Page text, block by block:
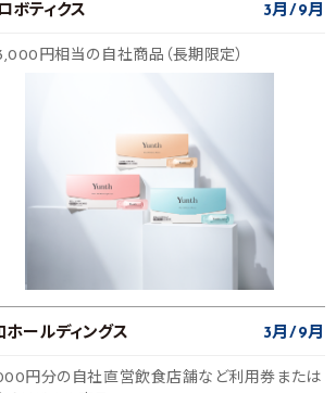
ボティクス 3月 9月
円相当の自社商品（長期限定）
ホールディングス 3月 9月
円分の自社直営飲食店舗など利用券または